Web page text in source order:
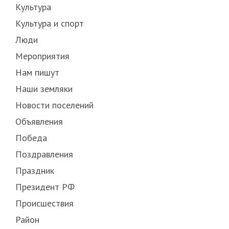
Культура
Культура и спорт
Люди
Мероприятия
Нам пишут
Наши земляки
Новости поселений
Объявления
Победа
Поздравления
Праздник
Президент РФ
Происшествия
Район